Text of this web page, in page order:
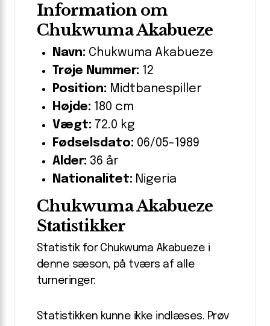
Information om
Chukwuma Akabueze
Navn: Chukwuma Akabueze
Trøje Nummer: 12
Position: Midtbanespiller
Højde: 180 cm
Vægt: 72.0 kg
Fødselsdato: 06/05-1989
Alder: 36 år
Nationalitet: Nigeria
Chukwuma Akabueze
Statistikker
Statistik for Chukwuma Akabueze i
denne sæson, på tværs af alle
turneringer:
Statistikken kunne ikke indlæses. Prøv